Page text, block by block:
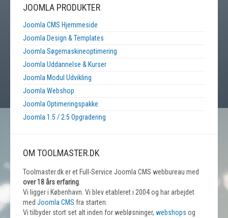
JOOMLA PRODUKTER
Joomla CMS Hjemmeside
Joomla Design & Templates
Joomla Søgemaskineoptimering
Joomla Uddannelse & Kurser
Joomla Modul Udvikling
Joomla Webshop
Joomla Optimeringspakke
Joomla 1.5 / 2.5 Opgradering
OM TOOLMASTER.DK
Toolmaster.dk er et Full-Service Joomla CMS webbureau med
over 18 års erfaring
Vi ligger i København. Vi blev etableret i 2004 og har arbejdet
med Joomla CMS fra starten.
Vi tilbyder stort set alt inden for webløsninger, webshops og